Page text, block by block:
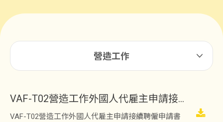
營造工作
VAF-T02營造工作外國人代雇主申請接續聘僱申請書(中越雙語版)
VAF-T02營造工作外國人代雇主申請接續聘僱申請書